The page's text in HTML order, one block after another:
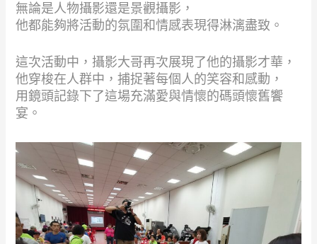
無論是人物攝影還是景觀攝影，
他都能夠將活動的氛圍和情感表現得淋漓盡致。
這次活動中，攝影大哥再次展現了他的攝影才華，
他穿梭在人群中，捕捉著每個人的笑容和感動，
用鏡頭記錄下了這場充滿愛與情懷的碼頭懷舊饗
宴。